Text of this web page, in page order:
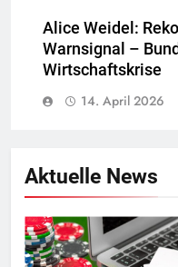
Alice Weidel:
Warnsignal –
Wirtschaftskrise
14. April 2026
Aktuelle News